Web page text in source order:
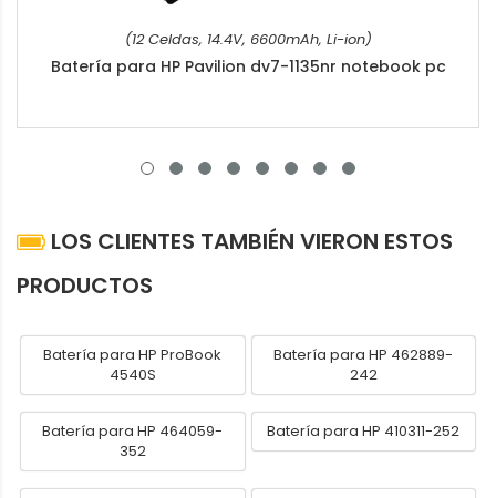
(12 Celdas, 14.4V, 6600mAh, Li-ion)
Batería para HP Pavilion dv7-1135nr notebook pc
LOS CLIENTES TAMBIÉN VIERON ESTOS
PRODUCTOS
Batería para HP ProBook
4540S
Batería para HP 462889-
242
Batería para HP 464059-
352
Batería para HP 410311-252